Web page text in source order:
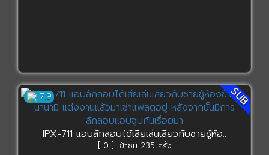
7.9 SUB
IPX-711 แอบลักลอบได้เสียเล่นเสียวกับชายชู้ห้อ..
[ 0 ] เข้าชม 235 ครั้ง